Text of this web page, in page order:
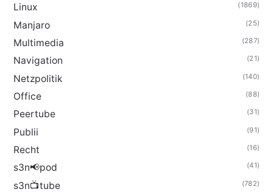
Linux (1869)
Manjaro (25)
Multimedia (287)
Navigation (21)
Netzpolitik (140)
Office (88)
Peertube (31)
Publii (91)
Recht (16)
s3n📢pod (41)
s3n📺tube (782)